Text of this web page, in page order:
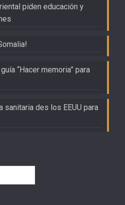
piden educación y
“Hacer memoria” para
des los EEUU para